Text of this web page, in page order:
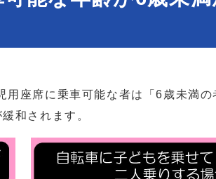
座席に乗車可能な者は「6歳未満の
和されます。